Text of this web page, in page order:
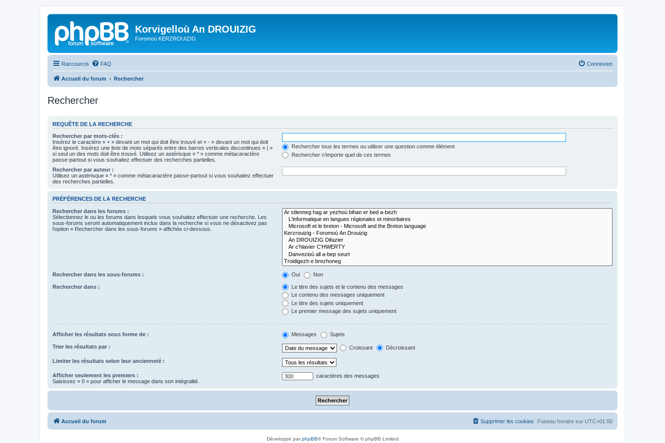
Korvigelloù An DROUIZIG
Foromoù KERZROUIZIG
Raccourcis FAQ Connexion
Accueil du forum Rechercher
Rechercher
REQUÊTE DE LA RECHERCHE
Rechercher par mots-clés :
Insérez le caractère « + » devant un mot qui doit être trouvé et « - » devant un mot qui doit
être ignoré. Insérez une liste de mots séparés entre des barres verticales discontinues « | »
si seul un des mots doit être trouvé. Utilisez un astérisque « * » comme métacaractère
passe-partout si vous souhaitez effectuer des recherches partielles.
Rechercher tous les termes ou utiliser une question comme élément
Rechercher n’importe quel de ces termes
Rechercher par auteur :
Utilisez un astérisque « * » comme métacaractère passe-partout si vous souhaitez effectuer
des recherches partielles.
PRÉFÉRENCES DE LA RECHERCHE
Rechercher dans les forums :
Sélectionnez le ou les forums dans lesquels vous souhaitez effectuer une recherche. Les
sous-forums seront automatiquement inclus dans la recherche si vous ne désactivez pas
l’option « Rechercher dans les sous-forums » affichée ci-dessous.
Rechercher dans les sous-forums : Oui Non
Rechercher dans :
Le titre des sujets et le contenu des messages
Le contenu des messages uniquement
Le titre des sujets uniquement
Le premier message des sujets uniquement
Afficher les résultats sous forme de : Messages Sujets
Trier les résultats par : Croissant Décroissant
Limiter les résultats selon leur ancienneté :
Afficher seulement les premiers :
Saisissez « 0 » pour afficher le message dans son intégralité.
caractères des messages
Accueil du forum Fuseau horaire sur UTC+01:00
Supprimer les cookies
Développé parphpBB® Forum Software © phpBB Limited